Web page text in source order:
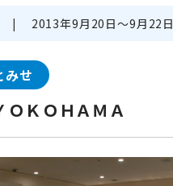
| 2013年9月20日～9月22日
みせ
ＯＫＯＨＡＭＡ